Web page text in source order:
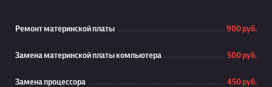
Ремонт материнской платы 900 руб.
Замена материнской платы компьютера 500 руб.
Замена процессора 450 руб.